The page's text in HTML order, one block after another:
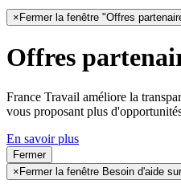
× Fermer la fenêtre "Offres
Offres
France Travail améliore la
vous proposant plus
En savoir plus
Fermer
× Fermer la fenêtre Besoin d'aide